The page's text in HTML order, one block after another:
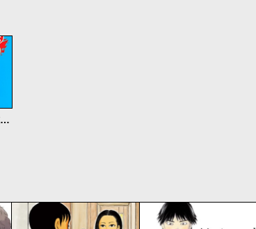
マックミラン高校女子硬式野球部